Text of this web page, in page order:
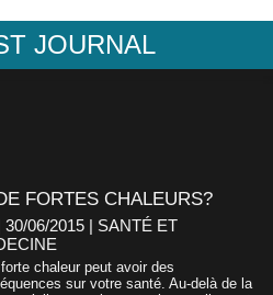
JOURNAL
FORTES CHALEURS?
30/06/2015 | SANTÉ ET
chaleur peut avoir des
sur votre santé. Au-delà de la